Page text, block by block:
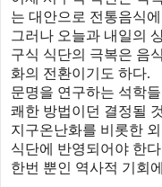
는 대안으로 전통음식
그러나 오늘과 내일의
구식 식단의 극복은 음
화의 전환이기도 하다.
문명을 연구하는 석학
쾌한 방법이던 결정될
지구온난화를 비롯한
식단에 반영되어야 한
한번 뿐인 역사적 기회